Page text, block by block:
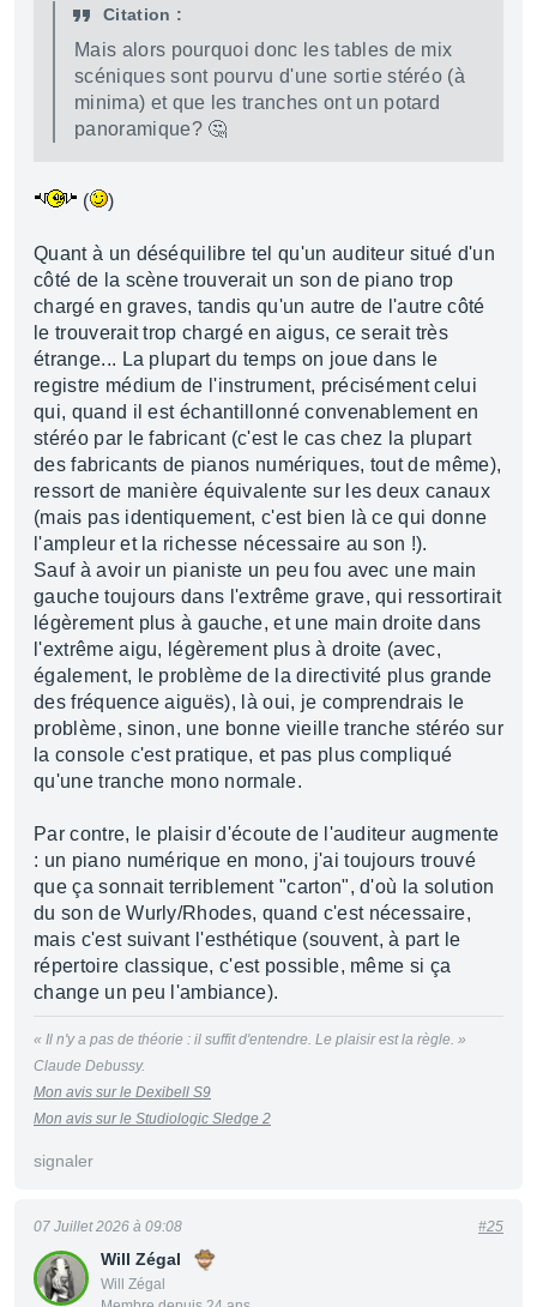
Citation :
Mais alors pourquoi donc les tables de mix
scéniques sont pourvu d'une sortie stéréo (à
minima) et que les tranches ont un potard
panoramique? 🤔
( )
Quant à un déséquilibre tel qu'un auditeur situé d'un
côté de la scène trouverait un son de piano trop
chargé en graves, tandis qu'un autre de l'autre côté
le trouverait trop chargé en aigus, ce serait très
étrange... La plupart du temps on joue dans le
registre médium de l'instrument, précisément celui
qui, quand il est échantillonné convenablement en
stéréo par le fabricant (c'est le cas chez la plupart
des fabricants de pianos numériques, tout de même),
ressort de manière équivalente sur les deux canaux
(mais pas identiquement, c'est bien là ce qui donne
l'ampleur et la richesse nécessaire au son !).
Sauf à avoir un pianiste un peu fou avec une main
gauche toujours dans l'extrême grave, qui ressortirait
légèrement plus à gauche, et une main droite dans
l'extrême aigu, légèrement plus à droite (avec,
également, le problème de la directivité plus grande
des fréquence aiguës), là oui, je comprendrais le
problème, sinon, une bonne vieille tranche stéréo sur
la console c'est pratique, et pas plus compliqué
qu'une tranche mono normale.
Par contre, le plaisir d'écoute de l'auditeur augmente
: un piano numérique en mono, j'ai toujours trouvé
que ça sonnait terriblement "carton", d'où la solution
du son de Wurly/Rhodes, quand c'est nécessaire,
mais c'est suivant l'esthétique (souvent, à part le
répertoire classique, c'est possible, même si ça
change un peu l'ambiance).
« Il n'y a pas de théorie : il suffit d'entendre. Le plaisir est la règle. »
Claude Debussy.
Mon avis sur le Dexibell S9
Mon avis sur le Studiologic Sledge 2
signaler
Will Zégal
Will Zégal
07 Juillet 2026 à 09:08 #25